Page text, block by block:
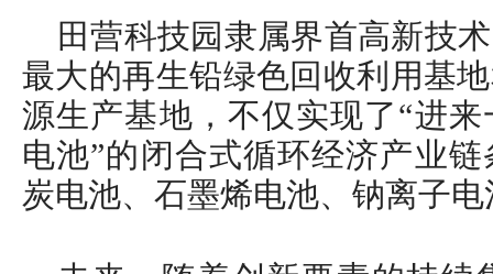
田营科技园隶属界首高新技
最大的再生铅绿色回收利用基
源生产基地，不仅实现了“进
电池”的闭合式循环经济产业
炭电池、石墨烯电池、钠离子